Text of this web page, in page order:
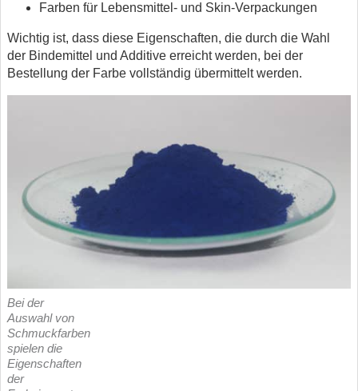
Farben für Lebensmittel- und Skin-Verpackungen
Wichtig ist, dass diese Eigenschaften, die durch die Wahl
der Bindemittel und Additive erreicht werden, bei der
Bestellung der Farbe vollständig übermittelt werden.
Bei der
Auswahl von
Schmuckfarben
spielen die
Eigenschaften
der